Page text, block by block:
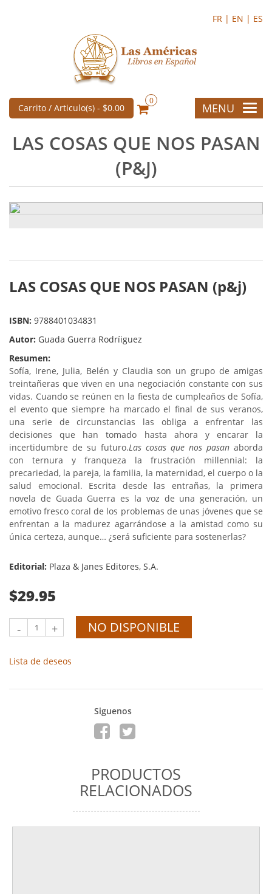
FR | EN | ES
Carrito / Articulo(s) - $0.00
0
MENU
LAS COSAS QUE NOS PASAN
(P&J)
LAS COSAS QUE NOS PASAN (p&j)
ISBN: 9788401034831
Autor: Guada Guerra Rodríiguez
Resumen:
Sofía, Irene, Julia, Belén y Claudia son un grupo de amigas
treintañeras que viven en una negociación constante con sus
vidas. Cuando se reúnen en la fiesta de cumpleaños de Sofía,
el evento que siempre ha marcado el final de sus veranos,
una serie de circunstancias las obliga a enfrentar las
decisiones que han tomado hasta ahora y encarar la
incertidumbre de su futuro.Las cosas que nos pasan aborda
con ternura y franqueza la frustración millennial: la
precariedad, la pareja, la familia, la maternidad, el cuerpo o la
salud emocional. Escrita desde las entrañas, la primera
novela de Guada Guerra es la voz de una generación, un
emotivo fresco coral de los problemas de unas jóvenes que se
enfrentan a la madurez agarrándose a la amistad como su
única certeza, aunque… ¿será suficiente para sostenerlas?
Editorial: Plaza & Janes Editores, S.A.
$29.95
- + NO DISPONIBLE
Lista de deseos
Siguenos
PRODUCTOS
RELACIONADOS